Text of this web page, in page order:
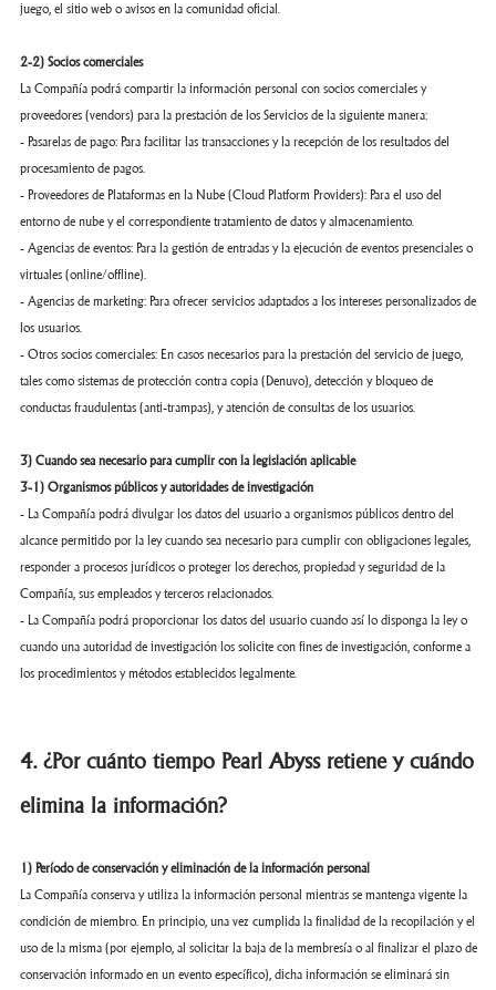
juego, el sitio web o avisos en la comunidad oficial.
2-2) Socios comerciales
La Compañía podrá compartir la información personal con socios comerciales y
proveedores (vendors) para la prestación de los Servicios de la siguiente manera:
- Pasarelas de pago: Para facilitar las transacciones y la recepción de los resultados del
procesamiento de pagos.
- Proveedores de Plataformas en la Nube (Cloud Platform Providers): Para el uso del
entorno de nube y el correspondiente tratamiento de datos y almacenamiento.
- Agencias de eventos: Para la gestión de entradas y la ejecución de eventos presenciales o
virtuales (online/offline).
- Agencias de marketing: Para ofrecer servicios adaptados a los intereses personalizados de
los usuarios.
- Otros socios comerciales: En casos necesarios para la prestación del servicio de juego,
tales como sistemas de protección contra copia (Denuvo), detección y bloqueo de
conductas fraudulentas (anti-trampas), y atención de consultas de los usuarios.
3) Cuando sea necesario para cumplir con la legislación aplicable
3-1) Organismos públicos y autoridades de investigación
- La Compañía podrá divulgar los datos del usuario a organismos públicos dentro del
alcance permitido por la ley cuando sea necesario para cumplir con obligaciones legales,
responder a procesos jurídicos o proteger los derechos, propiedad y seguridad de la
Compañía, sus empleados y terceros relacionados.
- La Compañía podrá proporcionar los datos del usuario cuando así lo disponga la ley o
cuando una autoridad de investigación los solicite con fines de investigación, conforme a
los procedimientos y métodos establecidos legalmente.
4. ¿Por cuánto tiempo Pearl Abyss retiene y cuándo
elimina la información?
1) Período de conservación y eliminación de la información personal
La Compañía conserva y utiliza la información personal mientras se mantenga vigente la
condición de miembro. En principio, una vez cumplida la finalidad de la recopilación y el
uso de la misma (por ejemplo, al solicitar la baja de la membresía o al finalizar el plazo de
conservación informado en un evento específico), dicha información se eliminará sin